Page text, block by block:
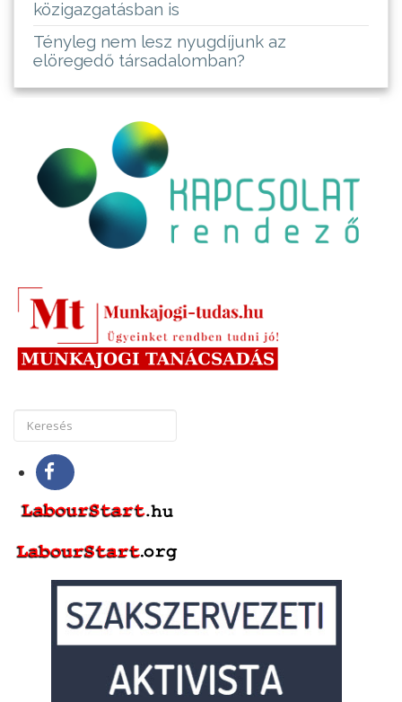
közigazgatásban is
Tényleg nem lesz nyugdíjunk az
elöregedő társadalomban?